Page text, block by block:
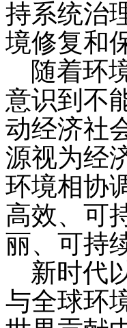
持系统治
境修复和
随着环
意识到不
动经济社
源视为经
环境相协
高效、可
丽、可持
新时代
与全球环